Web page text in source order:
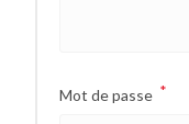
Mot de passe *